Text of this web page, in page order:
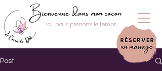
Bienvenue dans mon cocon
Ici, nous prenons le temps
Post